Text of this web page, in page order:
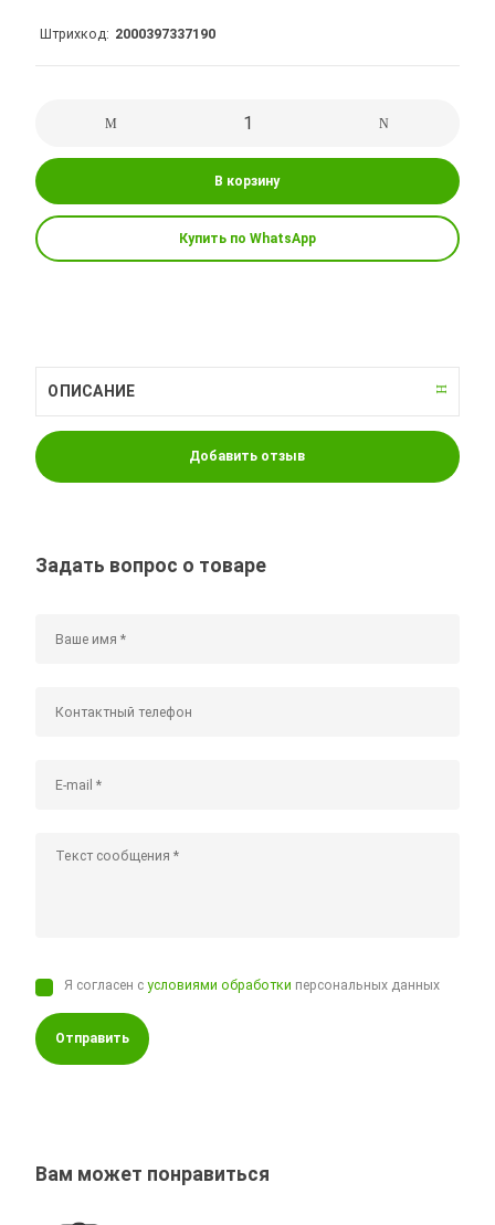
Штрихкод 2000397337190
В корзину
Купить по WhatsApp
ОПИСАНИЕ
Добавить отзыв
Задать вопрос о товаре
Я согласен сусловиями обработки персональных данных
Отправить
Вам может понравиться